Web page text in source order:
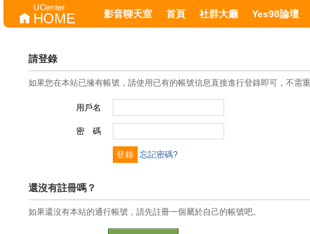
影音聊天室 首頁 社群大廳 Yes98論壇
請登錄
如果您在本站已擁有帳號，請使用已有的帳號信息直接進行登錄即可，不需
用戶名
密 碼
忘記密碼?
還沒有註冊嗎？
如果還沒有本站的通行帳號，請先註冊一個屬於自己的帳號吧。